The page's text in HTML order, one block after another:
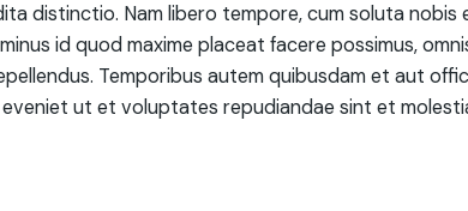
distinctio. Nam libero tempore, cum soluta nobis
id quod maxime placeat facere possimus,
Temporibus autem quibusdam et aut
ut et voluptates repudiandae sint et